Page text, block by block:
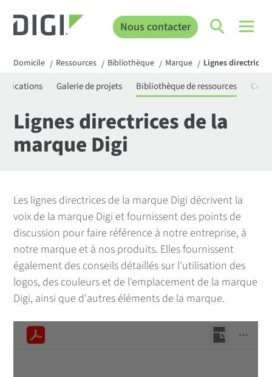
Nous contacter
Domicile / Ressources / Bibliothèque / Marque / Lignes directrices
Galerie de projets Bibliothèque de ressources
Lignes directrices de la
marque Digi
Les lignes directrices de la marque Digi décrivent la
voix de la marque Digi et fournissent des points de
discussion pour faire référence à notre entreprise, à
notre marque et à nos produits. Elles fournissent
également des conseils détaillés sur l'utilisation des
logos, des couleurs et de l'emplacement de la marque
Digi, ainsi que d'autres éléments de la marque.